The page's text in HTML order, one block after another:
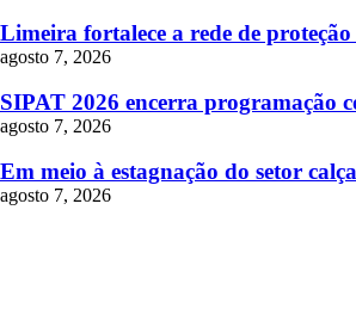
Limeira fortalece a rede de
agosto 7, 2026
SIPAT 2026 encerra programação
agosto 7, 2026
Em meio à estagnação do setor
agosto 7, 2026